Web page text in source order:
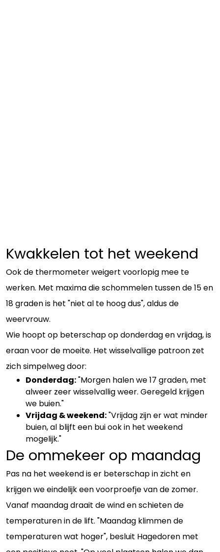
Kwakkelen tot het weekend
Ook de thermometer weigert voorlopig mee te
werken. Met maxima die schommelen tussen de 15 en
18 graden is het "niet al te hoog dus", aldus de
weervrouw.
Wie hoopt op beterschap op donderdag en vrijdag, is
eraan voor de moeite. Het wisselvallige patroon zet
zich simpelweg door:
Donderdag:"Morgen halen we 17 graden, met
alweer zeer wisselvallig weer. Geregeld krijgen
we buien."
Vrijdag & weekend:"Vrijdag zijn er wat minder
buien, al blijft een bui ook in het weekend
mogelijk."
De ommekeer op maandag
Pas na het weekend is er beterschap in zicht en
krijgen we eindelijk een voorproefje van de zomer.
Vanaf maandag draait de wind en schieten de
temperaturen in de lift. "Maandag klimmen de
temperaturen wat hoger", besluit Hagedoren met